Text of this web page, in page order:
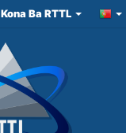
Kona Ba RTTL